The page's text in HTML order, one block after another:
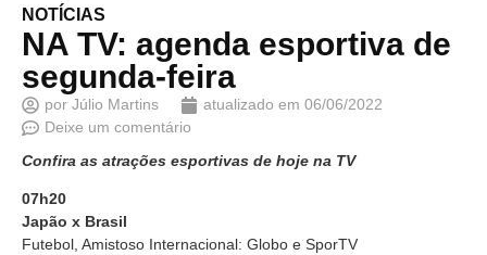
NOTÍCIAS
NA TV: agenda esportiva de
segunda-feira
por Júlio Martins atualizado em 06/06/2022
Deixe um comentário
Confira as atrações esportivas de hoje na TV
07h20
Japão x Brasil
Futebol, Amistoso Internacional: Globo e SporTV